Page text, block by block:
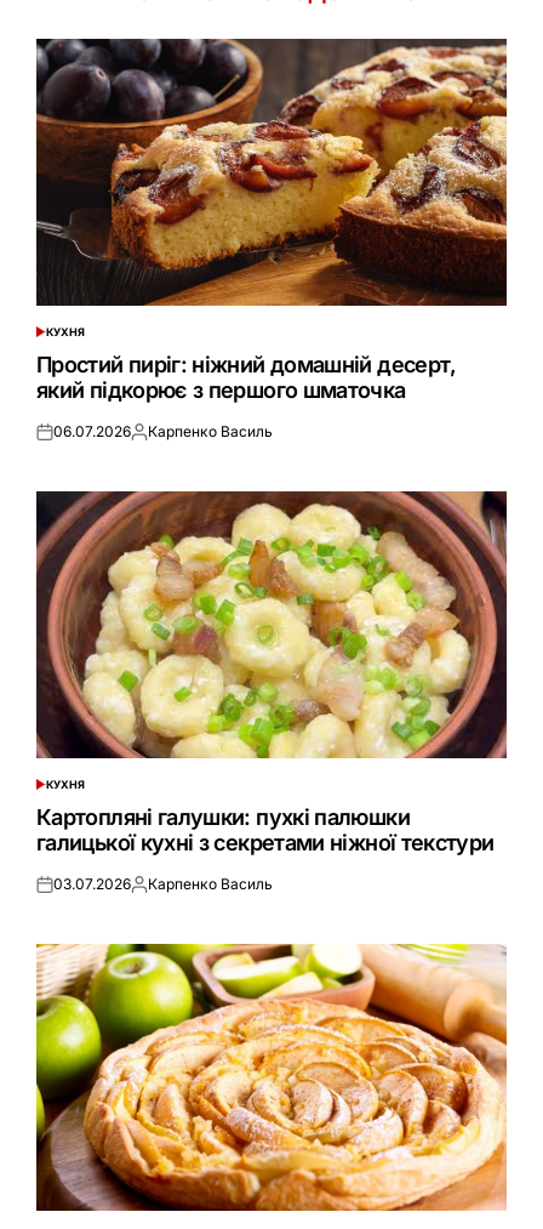
ОПУБЛІКУВАТИ
У
КУХНЯ
Простий пиріг: ніжний домашній десерт,
який підкорює з першого шматочка
Оприлюднено
06.07.2026Опубліковано
Карпенко Василь
ОПУБЛІКУВАТИ
У
КУХНЯ
Картопляні галушки: пухкі палюшки
галицької кухні з секретами ніжної текстури
Оприлюднено
03.07.2026Опубліковано
Карпенко Василь